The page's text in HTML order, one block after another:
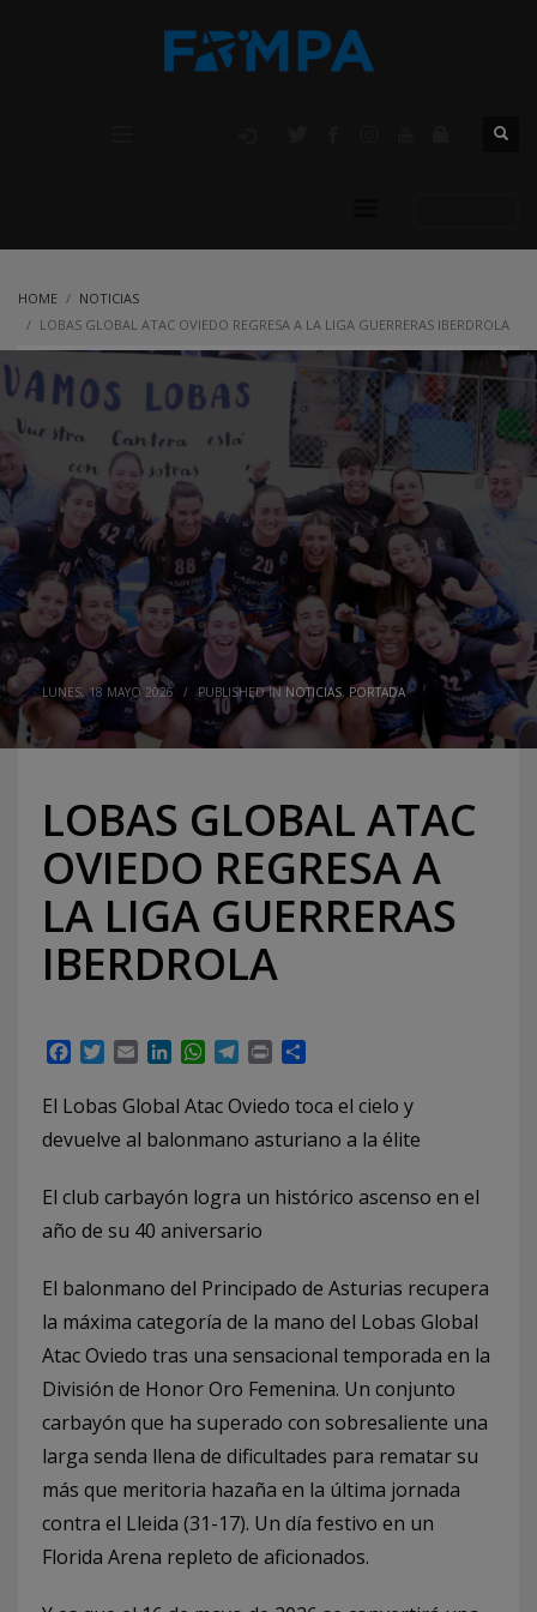
HOME
NOTICIAS
LOBAS GLOBAL ATAC OVIEDO REGRESA A LA LIGA GUERRERAS IBERDROLA
LUNES, 18 MAYO 2026 / PUBLISHED INNOTICIAS, PORTADA
LOBAS GLOBAL ATAC
OVIEDO REGRESA A
LA LIGA GUERRERAS
IBERDROLA
Facebook
TwitterEmailLinkedInWhatsApp
Telegram
Print
El Lobas Global Atac Oviedo toca el cielo y
devuelve al balonmano asturiano a la élite
El club carbayón logra un histórico ascenso en el
año de su 40 aniversario
El balonmano del Principado de Asturias recupera
la máxima categoría de la mano del Lobas Global
Atac Oviedo tras una sensacional temporada en la
División de Honor Oro Femenina. Un conjunto
carbayón que ha superado con sobresaliente una
larga senda llena de dificultades para rematar su
más que meritoria hazaña en la última jornada
contra el Lleida (31-17). Un día festivo en un
Florida Arena repleto de aficionados.